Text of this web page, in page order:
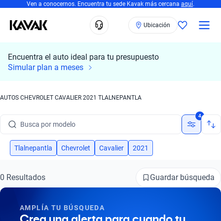
Ven a conocernos. Encuentra tu sede Kavak más cercana aquí.
Ubicación
Encuentra el auto ideal para tu presupuesto
Simular plan a meses
AUTOS CHEVROLET CAVALIER 2021 TLALNEPANTLA
Busca por modelo
Busca por versión
Busca por marca
Busca por modelo
4
Tlalnepantla Chevrolet Cavalier 2021
0 Resultados Guardar búsqueda
AMPLÍA TU BÚSQUEDA